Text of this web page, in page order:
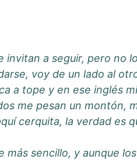
a seguir, pero no
voy de un lado al
a tope y en ese inglés
me pesan un
cerquita, la verdad es
más sencillo, y aunque